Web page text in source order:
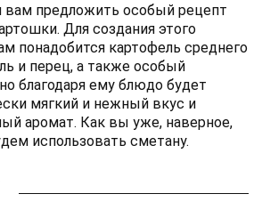
предложить особый рецепт
Для создания этого
понадобится картофель среднего
и перец, а также особый
благодаря ему блюдо будет
мягкий и нежный вкус и
аромат. Как вы уже, наверное,
использовать сметану.